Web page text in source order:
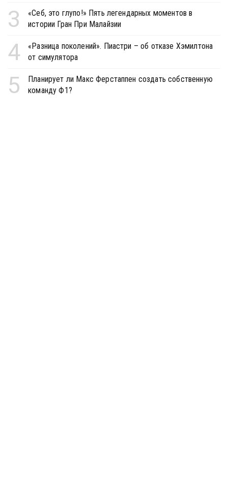
3
«Себ, это глупо!» Пять легендарных моментов в
истории Гран При Малайзии
4
«Разница поколений». Пиастри – об отказе Хэмилтона
от симулятора
5
Планирует ли Макс Ферстаппен создать собственную
команду Ф1?